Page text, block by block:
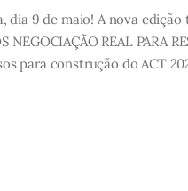
dia 9 de maio! A nova
REAL PARA
para construção do ACT